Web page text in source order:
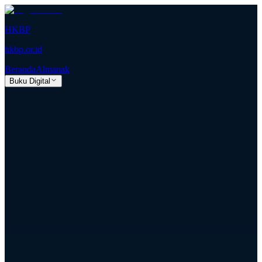
HKBP
hkbp.or.id
BerandaAlmanak
Buku Digital